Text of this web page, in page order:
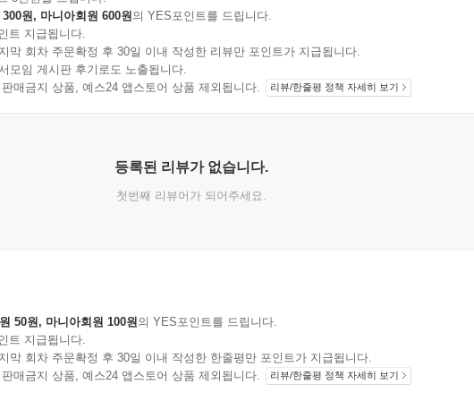
원, 마니아회원 600원의 YES포인트를 드립니다.
트 지급됩니다.
막 회차 주문확정 후 30일 이내 작성한 리뷰만 포인트가 지급됩니다.
모임 게시판 후기로도 노출됩니다.
매금지 상품, 예스24 앱스토어 상품 제외됩니다.
리뷰/한줄평 정책 자세히 보기
등록된 리뷰가 없습니다.
첫번째 리뷰어가 되어주세요.
50원, 마니아회원 100원의 YES포인트를 드립니다.
트 지급됩니다.
막 회차 주문확정 후 30일 이내 작성한 한줄평만 포인트가 지급됩니다.
매금지 상품, 예스24 앱스토어 상품 제외됩니다.
리뷰/한줄평 정책 자세히 보기